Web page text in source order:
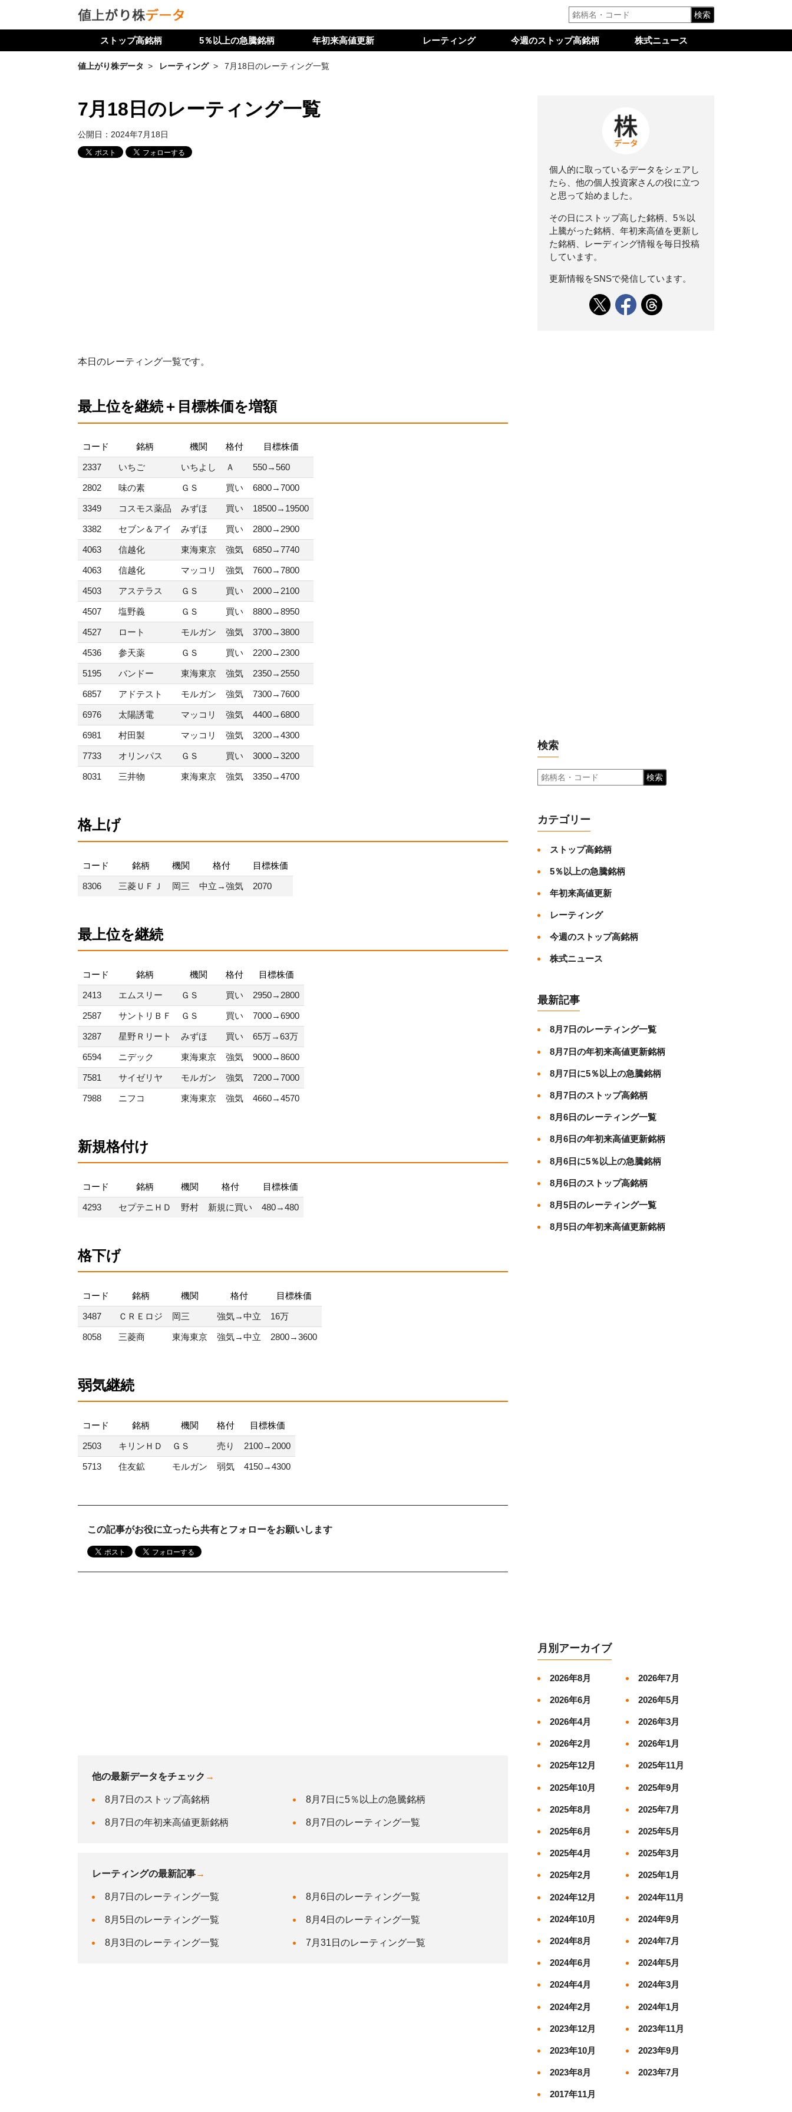
検索
ストップ高銘柄 5％以上の急騰銘柄 年初来高値更新 レーティング 今週のストップ高銘柄 株式ニュース
値上がり株データ レーティング 7月18日のレーティング一覧
7月18日のレーティング一覧
公開日： 2024年7月18日
本日のレーティング一覧です。
最上位を継続＋目標株価を増額
コード 銘柄 機関 格付 目標株価
2337 いちご いちよし Ａ 550→560
2802 味の素 ＧＳ 買い 6800→7000
3349 コスモス薬品 みずほ 買い 18500→19500
3382 セブン＆アイ みずほ 買い 2800→2900
4063 信越化 東海東京 強気 6850→7740
4063 信越化 マッコリ 強気 7600→7800
4503 アステラス ＧＳ 買い 2000→2100
4507 塩野義 ＧＳ 買い 8800→8950
4527 ロート モルガン 強気 3700→3800
4536 参天薬 ＧＳ 買い 2200→2300
5195 バンドー 東海東京 強気 2350→2550
6857 アドテスト モルガン 強気 7300→7600
6976 太陽誘電 マッコリ 強気 4400→6800
6981 村田製 マッコリ 強気 3200→4300
7733 オリンパス ＧＳ 買い 3000→3200
8031 三井物 東海東京 強気 3350→4700
格上げ
コード 銘柄 機関 格付 目標株価
8306 三菱ＵＦＪ 岡三 中立→強気 2070
最上位を継続
コード 銘柄 機関 格付 目標株価
2413 エムスリー ＧＳ 買い 2950→2800
2587 サントリＢＦ ＧＳ 買い 7000→6900
3287 星野Ｒリート みずほ 買い 65万→63万
6594 ニデック 東海東京 強気 9000→8600
7581 サイゼリヤ モルガン 強気 7200→7000
7988 ニフコ 東海東京 強気 4660→4570
新規格付け
コード 銘柄 機関 格付 目標株価
4293 セプテニＨＤ 野村 新規に買い 480→480
格下げ
コード 銘柄 機関 格付 目標株価
3487 ＣＲＥロジ 岡三 強気→中立 16万
8058 三菱商 東海東京 強気→中立 2800→3600
弱気継続
コード 銘柄 機関 格付 目標株価
2503 キリンＨＤ ＧＳ 売り 2100→2000
5713 住友鉱 モルガン 弱気 4150→4300
この記事がお役に立ったら共有とフォローをお願いします
他の最新データをチェック →
8月7日のストップ高銘柄 8月7日に5％以上の急騰銘柄
8月7日の年初来高値更新銘柄 8月7日のレーティング一覧
レーティングの最新記事→
8月7日のレーティング一覧 8月6日のレーティング一覧
8月5日のレーティング一覧 8月4日のレーティング一覧
8月3日のレーティング一覧 7月31日のレーティング一覧
個人的に取っているデータをシェアし
たら、他の個人投資家さんの役に立つ
と思って始めました。
その日にストップ高した銘柄、5％以
上騰がった銘柄、年初来高値を更新し
た銘柄、レーディング情報を毎日投稿
しています。
更新情報をSNSで発信しています。
検索
検索
カテゴリー
ストップ高銘柄
5％以上の急騰銘柄
年初来高値更新
レーティング
今週のストップ高銘柄
株式ニュース
最新記事
8月7日のレーティング一覧
8月7日の年初来高値更新銘柄
8月7日に5％以上の急騰銘柄
8月7日のストップ高銘柄
8月6日のレーティング一覧
8月6日の年初来高値更新銘柄
8月6日に5％以上の急騰銘柄
8月6日のストップ高銘柄
8月5日のレーティング一覧
8月5日の年初来高値更新銘柄
月別アーカイブ
2026年8月 2026年7月
2026年6月 2026年5月
2026年4月 2026年3月
2026年2月 2026年1月
2025年12月 2025年11月
2025年10月 2025年9月
2025年8月 2025年7月
2025年6月 2025年5月
2025年4月 2025年3月
2025年2月 2025年1月
2024年12月 2024年11月
2024年10月 2024年9月
2024年8月 2024年7月
2024年6月 2024年5月
2024年4月 2024年3月
2024年2月 2024年1月
2023年12月 2023年11月
2023年10月 2023年9月
2023年8月 2023年7月
2017年11月